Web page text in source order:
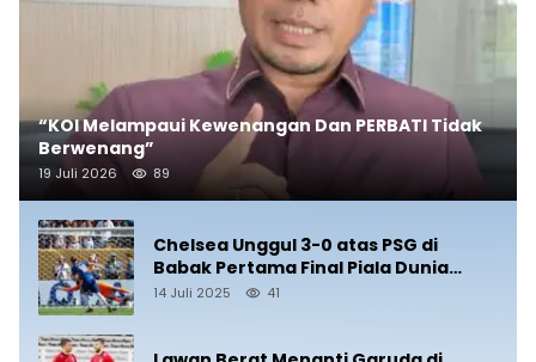
“KOI Melampaui Kewenangan Dan PERBATI Tidak
Berwenang”
19 Juli 2026 89
Chelsea Unggul 3-0 atas PSG di
Babak Pertama Final Piala Dunia
Antarklub 2025
14 Juli 2025 41